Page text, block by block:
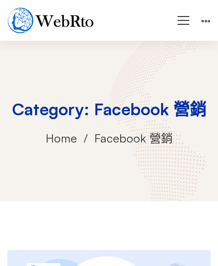
Category: Facebook 營銷
Home Facebook 營銷